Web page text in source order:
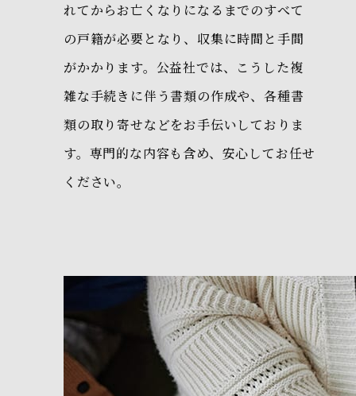
れてからお亡くなりになるまでのすべて
の戸籍が必要となり、収集に時間と手間
がかかります。公益社では、こうした複
雑な手続きに伴う書類の作成や、各種書
類の取り寄せなどをお手伝いしておりま
す。専門的な内容も含め、安心してお任せ
ください。